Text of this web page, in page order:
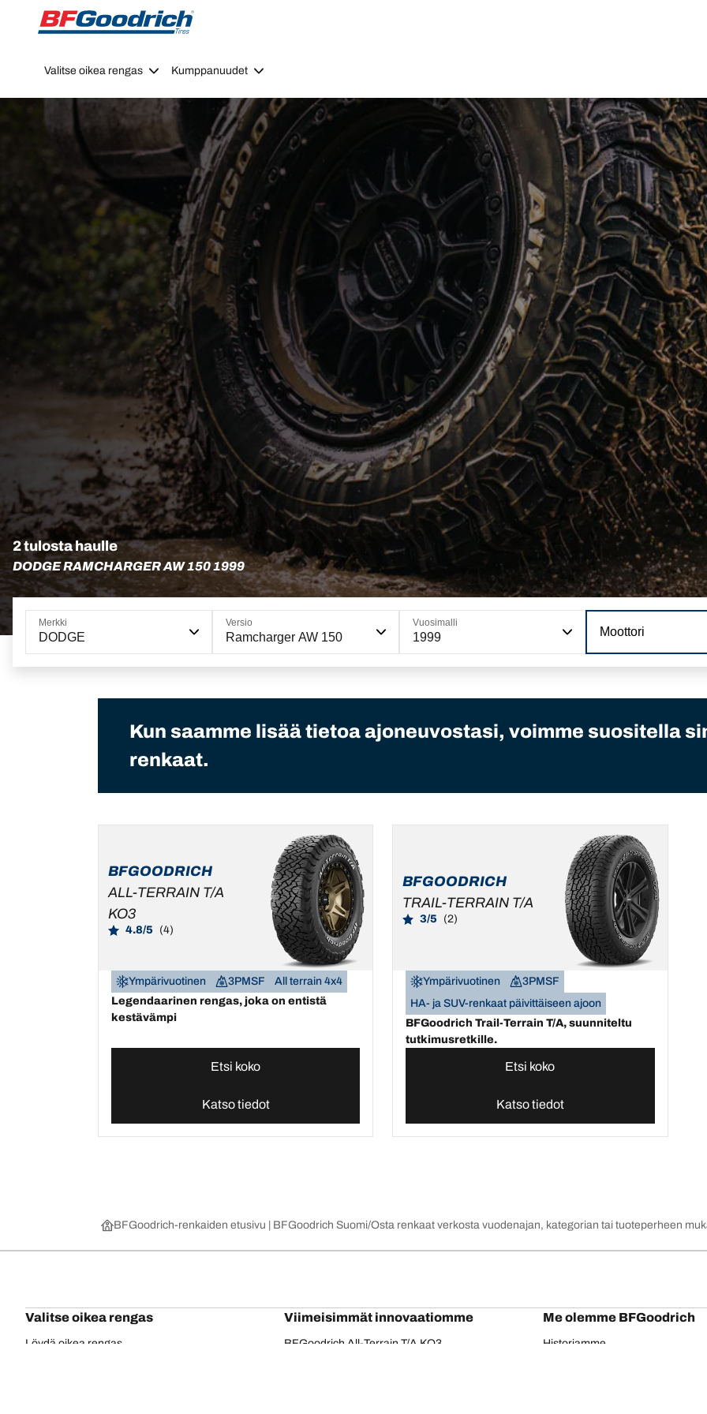
Go to page content
Go to page navigation
Valitse oikea rengas Kumppanuudet
2 tulosta haulle
DODGE RAMCHARGER AW 150 1999
Merkki
DODGE
Versio
Ramcharger AW 150
Vuosimalli
1999 Moottori
Kun saamme lisää tietoa ajoneuvostasi, voimme suositella
renkaat.
BFGOODRICH
ALL-TERRAIN T/A
KO3
4.8/5 (4)
Ympärivuotinen 3PMSF
All terrain 4x4
Legendaarinen rengas, joka on entistä
kestävämpi
Etsi koko
Katso tiedot
BFGOODRICH
TRAIL-TERRAIN T/A
3/5 (2)
Ympärivuotinen
3PMSF
HA- ja SUV-renkaat päivittäiseen ajoon
BFGoodrich Trail-Terrain T/A, suunniteltu
tutkimusretkille.
Etsi koko
Katso tiedot
BFGoodrich-renkaiden etusivu | BFGoodrich Suomi Osta renkaat verkosta vuodenajan, kategorian tai tuoteperheen
Valitse oikea rengas
Löydä oikea rengas
Viimeisimmät innovaatiomme
BFGoodrich All-Terrain T/A KO3
Me olemme BFGoodrich
Historiamme